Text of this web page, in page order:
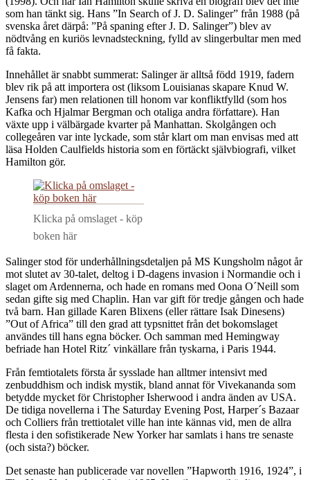
som han tänkt sig. Hans ”In Search of J. D. Salinger” från 1988 (på
svenska året därpå: ”På spaning efter J. D. Salinger”) blev av
nödtvång en kuriös levnadsteckning, fylld av slingerbultar men med
få fakta.
Innehållet är snabbt summerat: Salinger är alltså född 1919, fadern
blev rik på att importera ost (liksom Louisianas skapare Knud W.
Jensens far) men relationen till honom var konfliktfylld (som hos
Kafka och Hjalmar Bergman och otaliga andra författare). Han
växte upp i välbärgade kvarter på Manhattan. Skolgången och
collegeåren var inte lyckade, som står klart om man envisas med att
läsa Holden Caulfields historia som en förtäckt självbiografi, vilket
Hamilton gör.
Klicka på omslaget - köp
boken här
Salinger stod för underhållningsdetaljen på MS Kungsholm något år
mot slutet av 30-talet, deltog i D-dagens invasion i Normandie och i
slaget om Ardennerna, och hade en romans med Oona O´Neill som
sedan gifte sig med Chaplin. Han var gift för tredje gången och hade
två barn. Han gillade Karen Blixens (eller rättare Isak Dinesens)
”Out of Africa” till den grad att typsnittet från det bokomslaget
användes till hans egna böcker. Och samman med Hemingway
befriade han Hotel Ritz´ vinkällare från tyskarna, i Paris 1944.
Från femtiotalets första år sysslade han alltmer intensivt med
zenbuddhism och indisk mystik, bland annat för Vivekananda som
betydde mycket för Christopher Isherwood i andra änden av USA.
De tidiga novellerna i The Saturday Evening Post, Harper´s Bazaar
och Colliers från trettiotalet ville han inte kännas vid, men de allra
flesta i den sofistikerade New Yorker har samlats i hans tre senaste
(och sista?) böcker.
Det senaste han publicerade var novellen ”Hapworth 1916, 1924”, i